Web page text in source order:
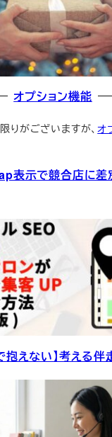
オプション機能
りがございますが、オ
表示で競合店に差
抱えない】考える伴